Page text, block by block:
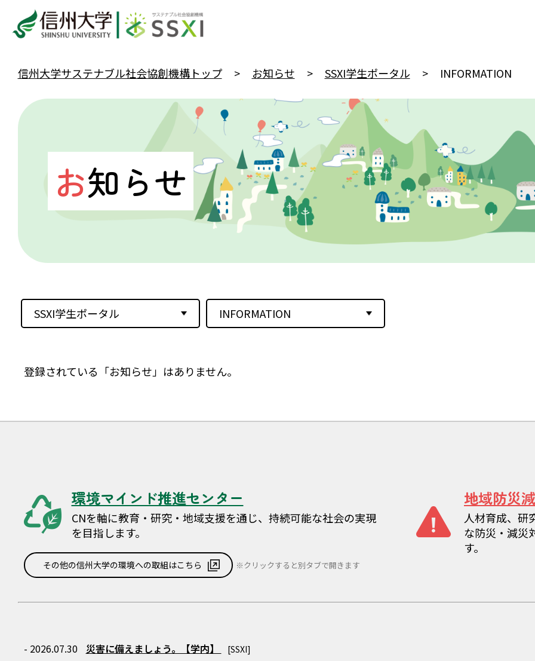
信州大学サステナブル社会協創機構トップ お知らせ SSXI学生ポータル INFORMATION
お知らせ
SSXI学生ポータル INFORMATION
登録されている「お知らせ」はありません。
環境マインド推進センター
CNを軸に教育・研究・地域支援を通じ、持続可能な社会の実現
を目指します。
その他の信州大学の環境への取組はこちら ※クリックすると別タブで開きます
地域防災
人材育成、研
な防災・減災
す。
- 2026.07.30 災害に備えましょう。【学内】 [SSXI]